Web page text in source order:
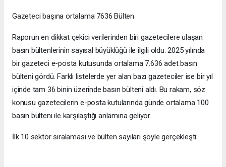
Gazeteci başına ortalama 7636 Bülten
Raporun en dikkat çekici verilerinden biri gazetecilere ulaşan
basın bültenlerinin sayısal büyüklüğü ile ilgili oldu. 2025 yılında
bir gazeteci e-posta kutusunda ortalama 7.636 adet basın
bülteni gördü. Farklı listelerde yer alan bazı gazeteciler ise bir yıl
içinde tam 36 binin üzerinde basın bülteni aldı. Bu rakam, söz
konusu gazetecilerin e-posta kutularında günde ortalama 100
basın bülteni ile karşılaştığı anlamına geliyor.
İlk 10 sektör sıralaması ve bülten sayıları şöyle gerçekleşti: